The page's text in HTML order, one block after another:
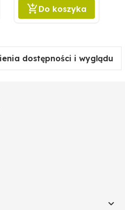
Do koszyka
dostępności i wyglądu